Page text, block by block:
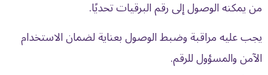
من يمكنه الوصول إلى رقم البرقيات تحديًا.
يجب عليه مراقبة وضبط الوصول بعناية لضمان الاستخدام
الآمن والمسؤول للرقم.